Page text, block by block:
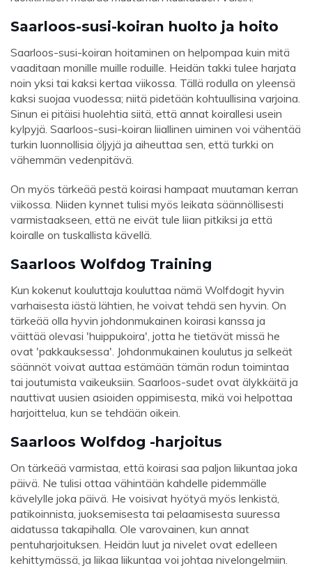
Saarloos-susi-koiran huolto ja hoito
Saarloos-susi-koiran hoitaminen on helpompaa kuin mitä
vaaditaan monille muille roduille. Heidän takki tulee harjata
noin yksi tai kaksi kertaa viikossa. Tällä rodulla on yleensä
kaksi suojaa vuodessa; niitä pidetään kohtuullisina varjoina.
Sinun ei pitäisi huolehtia siitä, että annat koirallesi usein
kylpyjä. Saarloos-susi-koiran liiallinen uiminen voi vähentää
turkin luonnollisia öljyjä ja aiheuttaa sen, että turkki on
vähemmän vedenpitävä.
On myös tärkeää pestä koirasi hampaat muutaman kerran
viikossa. Niiden kynnet tulisi myös leikata säännöllisesti
varmistaakseen, että ne eivät tule liian pitkiksi ja että
koiralle on tuskallista kävellä.
Saarloos Wolfdog Training
Kun kokenut kouluttaja kouluttaa nämä Wolfdogit hyvin
varhaisesta iästä lähtien, he voivat tehdä sen hyvin. On
tärkeää olla hyvin johdonmukainen koirasi kanssa ja
väittää olevasi 'huippukoira', jotta he tietävät missä he
ovat 'pakkauksessa'. Johdonmukainen koulutus ja selkeät
säännöt voivat auttaa estämään tämän rodun toimintaa
tai joutumista vaikeuksiin. Saarloos-sudet ovat älykkäitä ja
nauttivat uusien asioiden oppimisesta, mikä voi helpottaa
harjoittelua, kun se tehdään oikein.
Saarloos Wolfdog -harjoitus
On tärkeää varmistaa, että koirasi saa paljon liikuntaa joka
päivä. Ne tulisi ottaa vähintään kahdelle pidemmälle
kävelylle joka päivä. He voisivat hyötyä myös lenkistä,
patikoinnista, juoksemisesta tai pelaamisesta suuressa
aidatussa takapihalla. Ole varovainen, kun annat
pentuharjoituksen. Heidän luut ja nivelet ovat edelleen
kehittymässä, ja liikaa liikuntaa voi johtaa nivelongelmiin.